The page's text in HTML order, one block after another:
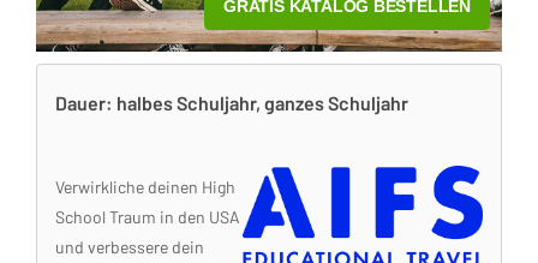
Dauer: halbes Schuljahr, ganzes Schuljahr
Verwirkliche deinen High
School Traum in den USA
und verbessere dein